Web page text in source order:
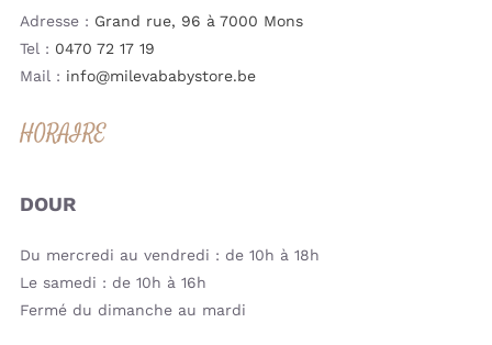
Adresse : Grand rue, 96 à 7000 Mons
Tel : 0470 72 17 19
Mail : info@milevababystore.be
HORAIRE
DOUR
Du mercredi au vendredi : de 10h à 18h
Le samedi : de 10h à 16h
Fermé du dimanche au mardi